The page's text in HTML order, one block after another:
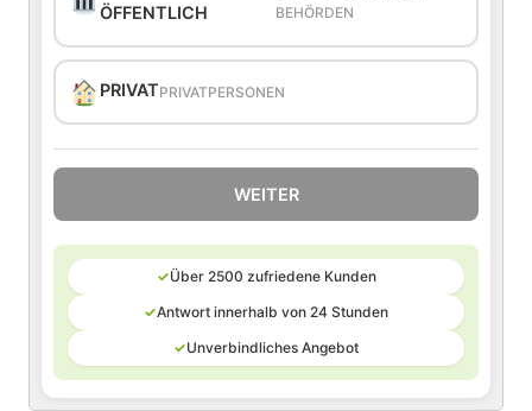
ÖFFENTLICH
BEHÖRDEN
PRIVATPRIVATPERSONEN
WEITER
✓Über 2500 zufriedene Kunden
✓Antwort innerhalb von 24 Stunden
✓Unverbindliches Angebot